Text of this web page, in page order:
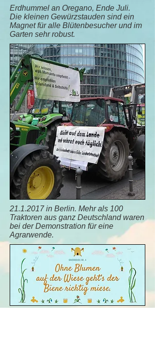
Erdhummel an Oregano, Ende Juli.
Die kleinen Gewürzstauden sind ein
Magnet für alle Blütenbesucher und im
Garten sehr robust.
21.1.2017in Berlin. Mehr als 100
Traktoren aus ganz Deutschland waren
bei der Demonstration für eine
Agrarwende.